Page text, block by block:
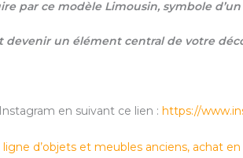
par ce modèle Limousin, symbole
devenir un élément central de votre
en suivant ce lien : https://
d’objets et meubles anciens, achat